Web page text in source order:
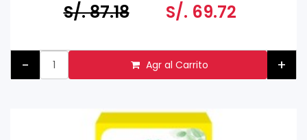
S/. 87.18 S/. 69.72
- Agr al Carrito +